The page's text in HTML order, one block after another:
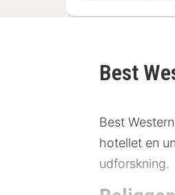
Best
Best
hotellet en
udforskning.